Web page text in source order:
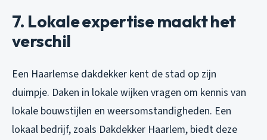
7. Lokale expertise maakt het
verschil
Een Haarlemse dakdekker kent de stad op zijn
duimpje. Daken in lokale wijken vragen om kennis van
lokale bouwstijlen en weersomstandigheden. Een
lokaal bedrijf, zoals Dakdekker Haarlem, biedt deze